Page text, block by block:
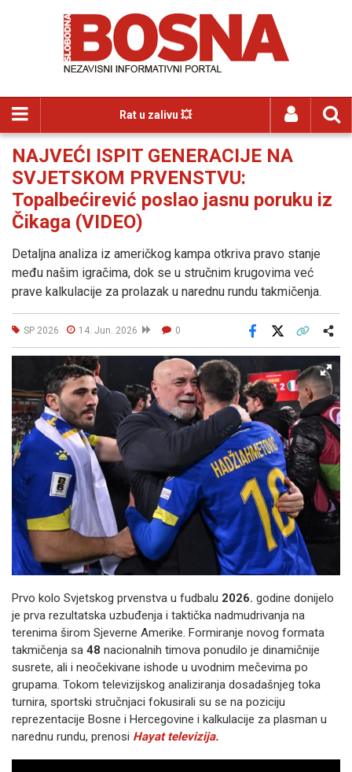
Rat u zalivu 💥
NAJVEĆI ISPIT GENERACIJE NA
SVJETSKOM PRVENSTVU:
Topalbećirević poslao jasnu poruku iz
Čikaga (VIDEO)
Detaljna analiza iz američkog kampa otkriva pravo stanje
među našim igračima, dok se u stručnim krugovima već
prave kalkulacije za prolazak u narednu rundu takmičenja.
SP 2026 14. Jun. 2026 0
Facebook
Prvo kolo Svjetskog prvenstva u fudbalu 2026. godine donijelo
je prva rezultatska uzbuđenja i taktička nadmudrivanja na
terenima širom Sjeverne Amerike. Formiranje novog formata
takmičenja sa 48 nacionalnih timova ponudilo je dinamičnije
susrete, ali i neočekivane ishode u uvodnim mečevima po
grupama. Tokom televizijskog analiziranja dosadašnjeg toka
turnira, sportski stručnjaci fokusirali su se na poziciju
reprezentacije Bosne i Hercegovine i kalkulacije za plasman u
narednu rundu, prenosi Hayat televizija.